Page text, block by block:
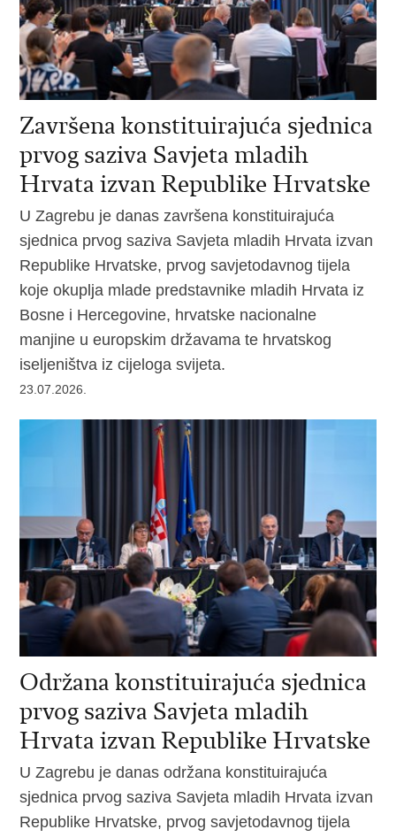
Završena konstituirajuća sjednica
prvog saziva Savjeta mladih
Hrvata izvan Republike Hrvatske
U Zagrebu je danas završena konstituirajuća
sjednica prvog saziva Savjeta mladih Hrvata izvan
Republike Hrvatske, prvog savjetodavnog tijela
koje okuplja mlade predstavnike mladih Hrvata iz
Bosne i Hercegovine, hrvatske nacionalne
manjine u europskim državama te hrvatskog
iseljeništva iz cijeloga svijeta.
23.07.2026.
Održana konstituirajuća sjednica
prvog saziva Savjeta mladih
Hrvata izvan Republike Hrvatske
​U Zagrebu je danas održana konstituirajuća
sjednica prvog saziva Savjeta mladih Hrvata izvan
Republike Hrvatske, prvog savjetodavnog tijela